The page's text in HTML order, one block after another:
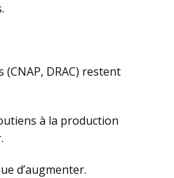
(CNAP, DRAC) restent
à la production
d’augmenter.